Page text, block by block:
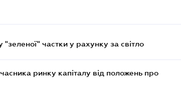
частки у рахунку за світло
ринку капіталу від положень про